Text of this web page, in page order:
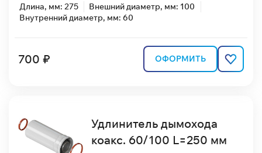
Длина, мм: 275
Внешний диаметр, мм: 100
Внутренний диаметр, мм: 60
700 ₽ ОФОРМИТЬ
Удлинитель дымохода
коакс. 60/100 L=250 мм